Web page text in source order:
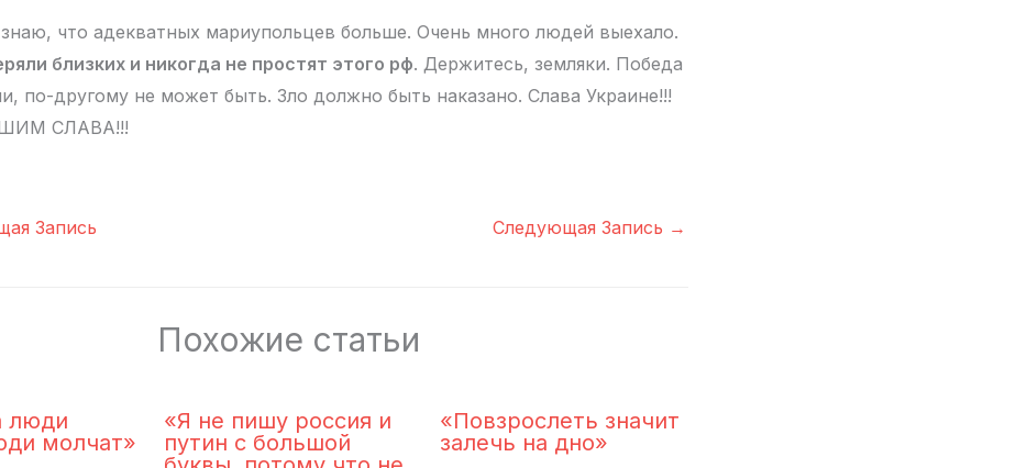
что адекватных мариупольцев больше. Очень много людей выехало.
близких и никогда не простят этого рф. Держитесь, земляки. Победа
по-другому не может быть. Зло должно быть наказано. Слава Украине!!!
СЛАВА!!!
Запись Следующая Запись →
Похожие статьи
люди
молчат»
«Я не пишу россия и
путин с большой
«Повзрослеть значит
залечь на дно»